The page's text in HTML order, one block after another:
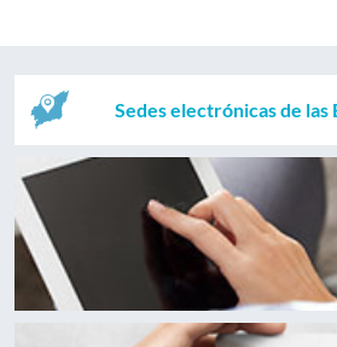
Sedes electrónicas de las